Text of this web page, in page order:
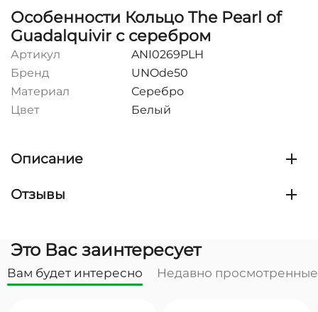
Особенности Кольцо The Pearl of
Guadalquivir с серебром
Артикул
ANI0269PLH
Бренд
UNOde50
Материал
Серебро
Цвет
Белый
Описание
Отзывы
Это Вас заинтересует
Вам будет интересно Недавно просмотренные